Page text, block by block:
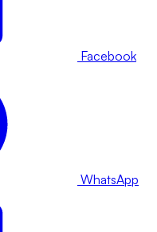
Facebook
WhatsApp